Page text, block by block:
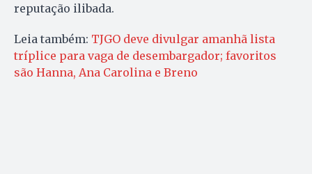
reputação ilibada.
Leia também: TJGO deve divulgar amanhã lista
tríplice para vaga de desembargador; favoritos
são Hanna, Ana Carolina e Breno